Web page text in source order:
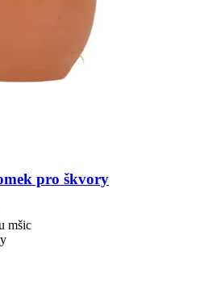
pro škvory
mšic